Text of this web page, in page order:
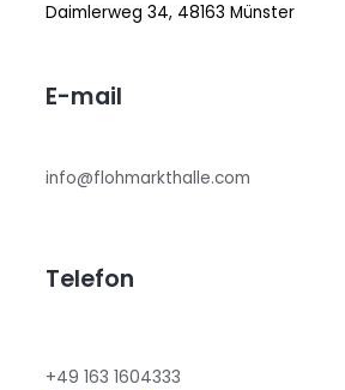
Daimlerweg 34, 48163 Münster
E-mail
info@flohmarkthalle.com
Telefon
+49 163 1604333